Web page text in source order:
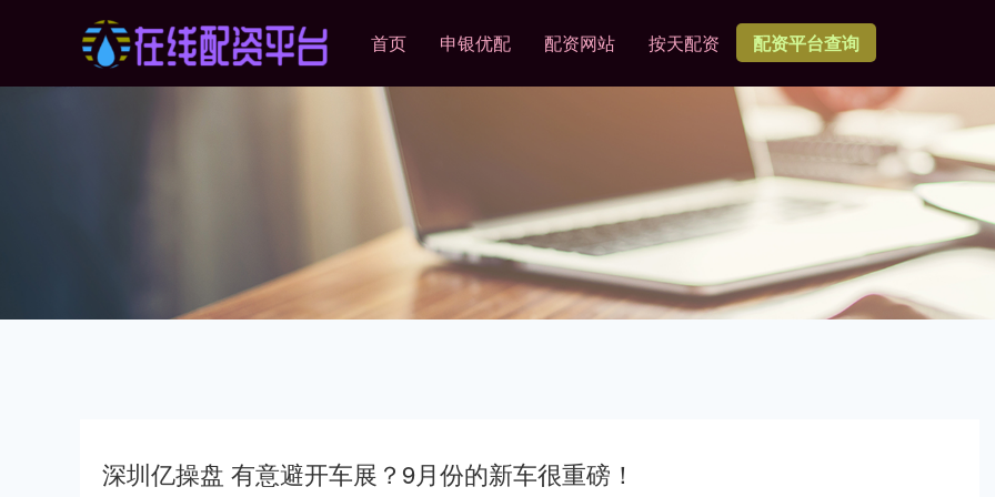
首页 申银优配 配资网站 按天配资 配资平台查询
深圳亿操盘 有意避开车展？9月份的新车很重磅！